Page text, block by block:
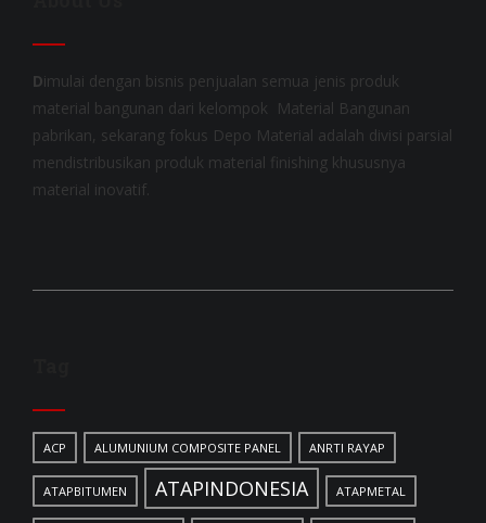
Dimulai dengan bisnis penjualan semua jenis produk
material bangunan dari kelompok Material Bangunan
pabrikan, sekarang fokus Depo Material adalah divisi parsial
mendistribusikan produk material finishing khususnya
material inovatif.
ACP ALUMUNIUM COMPOSITE PANEL ANRTI RAYAP
ATAPBITUMEN ATAPINDONESIA ATAPMETAL